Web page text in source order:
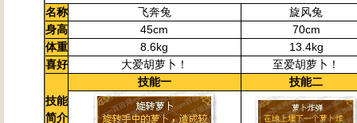
名称 飞奔兔
旋风兔
身高
45cm
70cm
体重
8.6kg
13.4kg
喜好
大爱胡萝卜！ 至爱胡萝卜！
技能
简介
技能一 技能二